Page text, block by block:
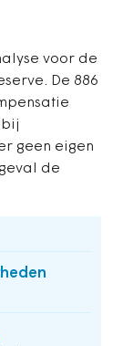
voor de
De 886
geen eigen
de